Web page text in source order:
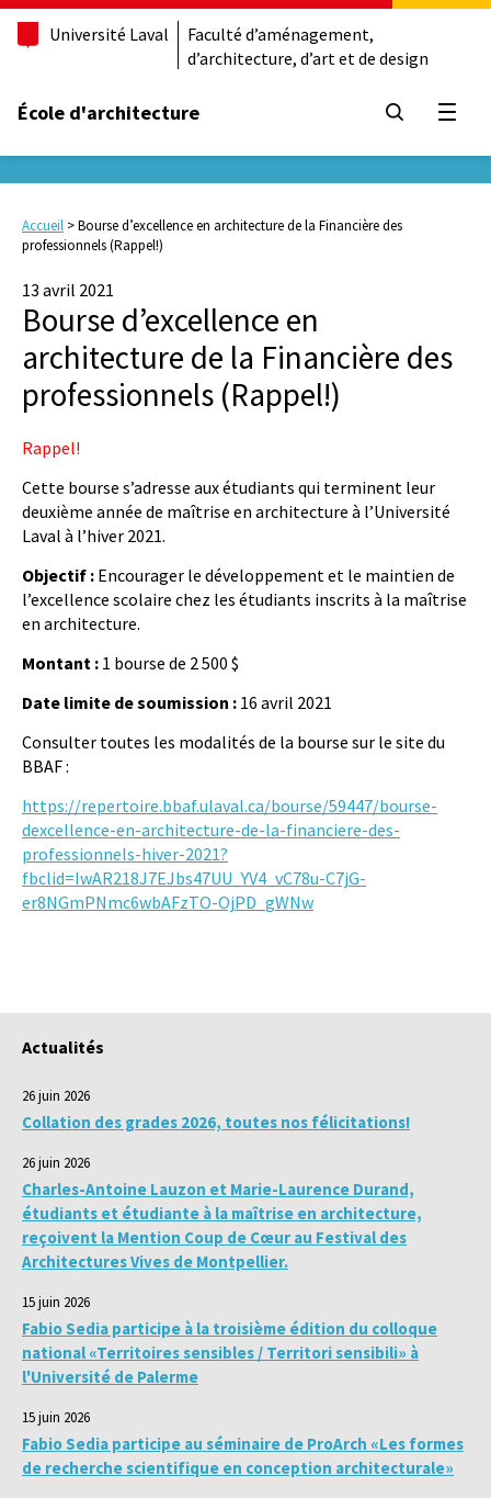
Université Laval
Faculté d’aménagement,
d’architecture, d’art et de design
École d'architecture
Accueil >Bourse d’excellence en architecture de la Financière des
professionnels (Rappel!)
13 avril 2021
Bourse d’excellence en
architecture de la Financière des
professionnels (Rappel!)
Rappel!
Cette bourse s’adresse aux étudiants qui terminent leur
deuxième année de maîtrise en architecture à l’Université
Laval à l’hiver 2021.
Objectif : Encourager le développement et le maintien de
l’excellence scolaire chez les étudiants inscrits à la maîtrise
en architecture.
Montant : 1 bourse de 2 500 $
Date limite de soumission : 16 avril 2021
Consulter toutes les modalités de la bourse sur le site du
BBAF :
https://repertoire.bbaf.ulaval.ca/bourse/59447/bourse-
dexcellence-en-architecture-de-la-financiere-des-
professionnels-hiver-2021?
fbclid=IwAR218J7EJbs47UU_YV4_vC78u-C7jG-
er8NGmPNmc6wbAFzTO-OjPD_gWNw
Actualités
26 juin 2026
Collation des grades 2026, toutes nos félicitations!
26 juin 2026
Charles-Antoine Lauzon et Marie-Laurence Durand,
étudiants et étudiante à la maîtrise en architecture,
reçoivent la Mention Coup de Cœur au Festival des
Architectures Vives de Montpellier.
15 juin 2026
Fabio Sedia participe à la troisième édition du colloque
national «Territoires sensibles / Territori sensibili» à
l'Université de Palerme
15 juin 2026
Fabio Sedia participe au séminaire de ProArch «Les formes
de recherche scientifique en conception architecturale»